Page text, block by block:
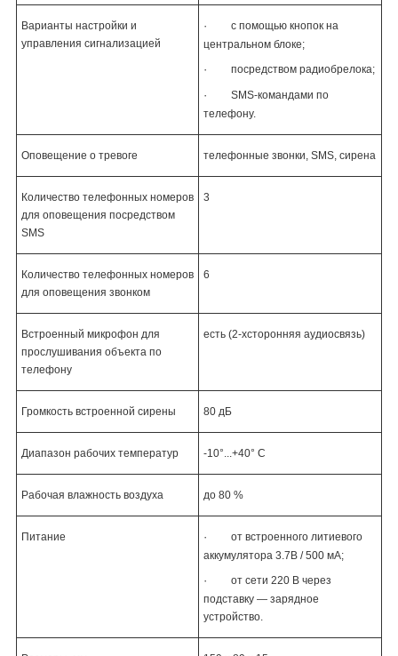
Варианты настройки и
управления сигнализацией
·
с помощью кнопок на
центральном блоке;
· посредством радиобрелока;
·
SMS-командами по
телефону.
Оповещение о тревоге телефонные звонки, SMS, сирена
Количество телефонных номеров
для оповещения посредством
SMS
3
Количество телефонных номеров
для оповещения звонком
6
Встроенный микрофон для
прослушивания объекта по
телефону
есть (2-хсторонняя аудиосвязь)
Громкость встроенной сирены 80 дБ
Диапазон рабочих температур -10°...+40° C
Рабочая влажность воздуха до 80 %
Питание ·
от встроенного литиевого
аккумулятора 3.7В / 500 мА;
·
от сети 220 В через
подставку — зарядное
устройство.